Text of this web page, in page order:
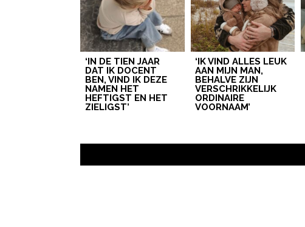
‘IN DE TIEN JAAR
DAT IK DOCENT
BEN, VIND IK DEZE
NAMEN HET
HEFTIGST EN HET
ZIELIGST’
‘IK VIND ALLES LEUK
AAN MIJN MAN,
BEHALVE ZIJN
VERSCHRIKKELIJK
ORDINAIRE
VOORNAAM’